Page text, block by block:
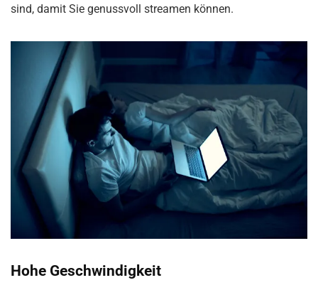
sind, damit Sie genussvoll streamen können.
Hohe Geschwindigkeit